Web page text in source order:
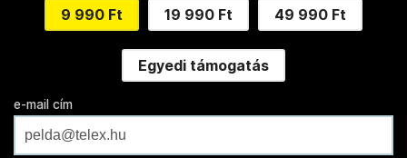
9 990 Ft 19 990 Ft 49 990 Ft
Egyedi támogatás
e-mail cím